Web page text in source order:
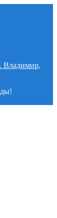
Владимир,